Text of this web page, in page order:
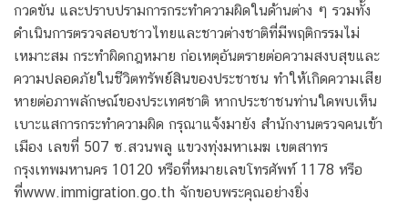
กวดขัน และปราบปรามการกระทำความผิดในด้านต่าง ๆ รวมทั้ง
ดำเนินการตรวจสอบชาวไทยและชาวต่างชาติที่มีพฤติกรรมไม่
เหมาะสม กระทำผิดกฎหมาย ก่อเหตุอันตรายต่อความสงบสุขและ
ความปลอดภัยในชีวิตทรัพย์สินของประชาชน ทำให้เกิดความเสีย
หายต่อภาพลักษณ์ของประเทศชาติ หากประชาชนท่านใดพบเห็น
เบาะแสการกระทำความผิด กรุณาแจ้งมายัง สำนักงานตรวจคนเข้า
เมือง เลขที่ 507 ซ.สวนพลู แขวงทุ่งมหาเมฆ เขตสาทร
กรุงเทพมหานคร 10120 หรือที่หมายเลขโทรศัพท์ 1178 หรือ
ที่www.immigration.go.th จักขอบพระคุณอย่างยิ่ง